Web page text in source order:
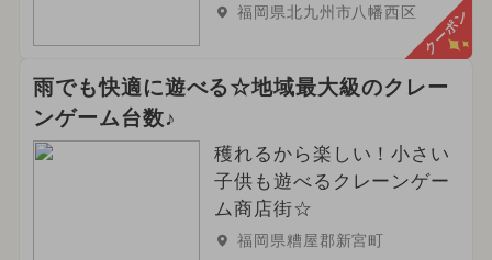
福岡県北九州市八幡西区 クーポン
雨でも快適に遊べる☆地域最大級のクレー
ンゲーム台数♪
穫れるから楽しい！小さい
子供も遊べるクレーンゲー
ム商店街☆
福岡県糟屋郡新宮町